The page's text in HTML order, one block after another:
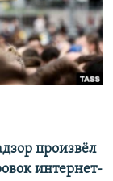
произвёл
интернет-